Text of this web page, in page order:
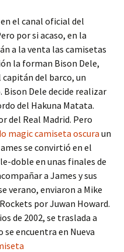
el canal oficial del
por si acaso, en la
a la venta las camisetas
la forman Bison Dele,
capitán del barco, un
Dele decide realizar
del Hakuna Matata.
del Real Madrid. Pero
magic camiseta oscura un
se convirtió en el
doble en unas finales de
a James y sus
verano, enviaron a Mike
por Juwan Howard.
de 2002, se traslada a
se encuentra en Nueva